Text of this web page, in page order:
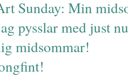
Sunday: Min
pysslar med just
midsommar!